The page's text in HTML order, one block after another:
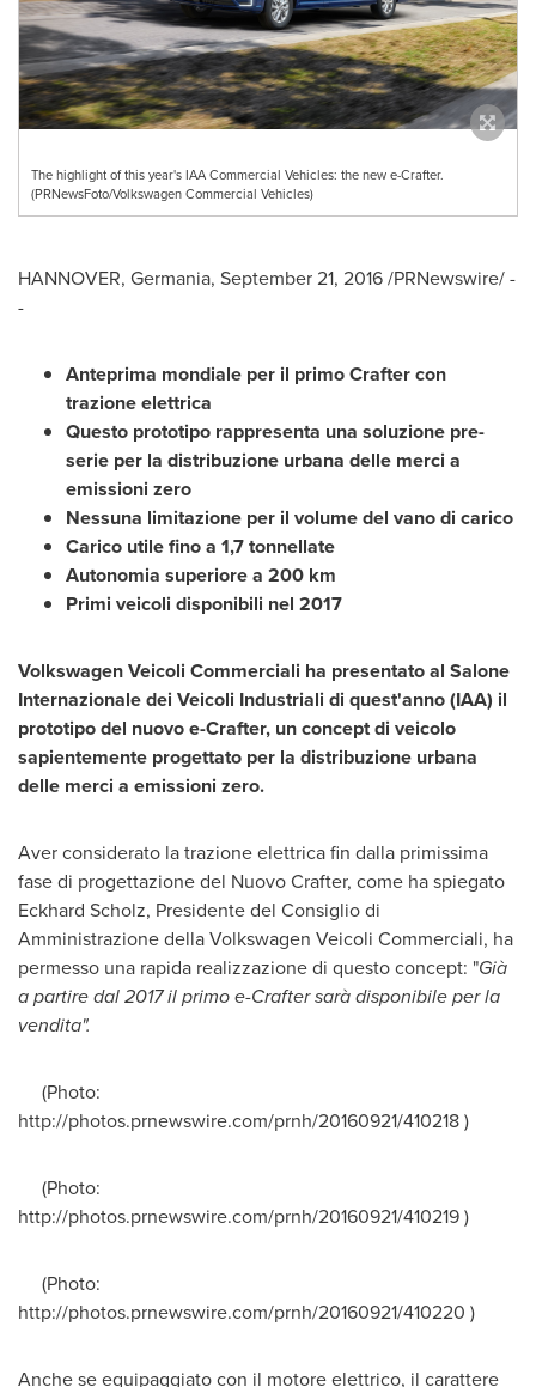
The highlight of this year's IAA Commercial Vehicles: the new e-Crafter.
(PRNewsFoto/Volkswagen Commercial Vehicles)
HANNOVER, Germania, September 21, 2016/PRNewswire/ -
-
Anteprima mondiale per il primo Crafter con
trazioneelettrica
Questo prototipo rappresenta una soluzione pre-
serie per la distribuzione urbana delle merci a
emissioni zero
Nessuna limitazione per il volume del vano di carico
Carico utile fino a 1,7 tonnellate
Autonomia superiore a 200 km
Primi veicoli disponibili nel 2017
Volkswagen Veicoli Commerciali ha presentato al Salone
Internazionale dei Veicoli Industriali di quest'anno (IAA) il
prototipo del nuovo e-Crafter, un concept di veicolo
sapientemente progettato per la distribuzione urbana
delle merci a emissioni zero.
Aver considerato la trazione elettrica fin dalla primissima
fase di progettazionedel Nuovo Crafter, come ha spiegato
Eckhard Scholz, Presidente del Consiglio di
Amministrazione della Volkswagen Veicoli Commerciali, ha
permesso una rapida realizzazione di questo concept: "Già
a partire dal 2017 il primo e-Crafter sarà disponibile per la
vendita".
(Photo:
http://photos.prnewswire.com/prnh/20160921/410218 )
(Photo:
http://photos.prnewswire.com/prnh/20160921/410219 )
(Photo:
http://photos.prnewswire.com/prnh/20160921/410220 )
Anche se equipaggiato con il motore elettrico, il carattere